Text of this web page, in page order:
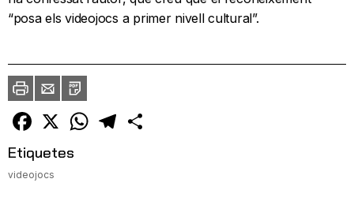
“posa els videojocs a primer nivell cultural”.
ImprimirEnvia
un
amic
PDF
Facebook
X WhatsAppTelegram
Etiquetes
videojocs